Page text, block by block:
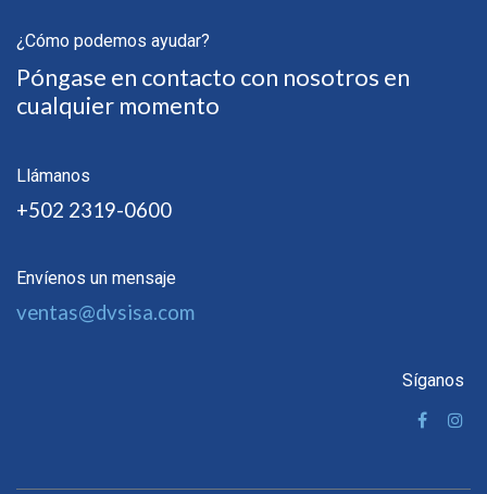
¿Cómo podemos ayudar?
Póngase en contacto con nosotros en
cualquier momento
Llámanos
+502 2319-0600
Envíenos un mensaje
ventas@dvsisa.com
Síganos